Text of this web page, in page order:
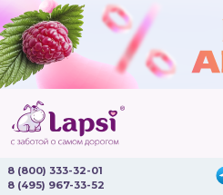
8 (800) 333-32-01
8 (495) 967-33-52